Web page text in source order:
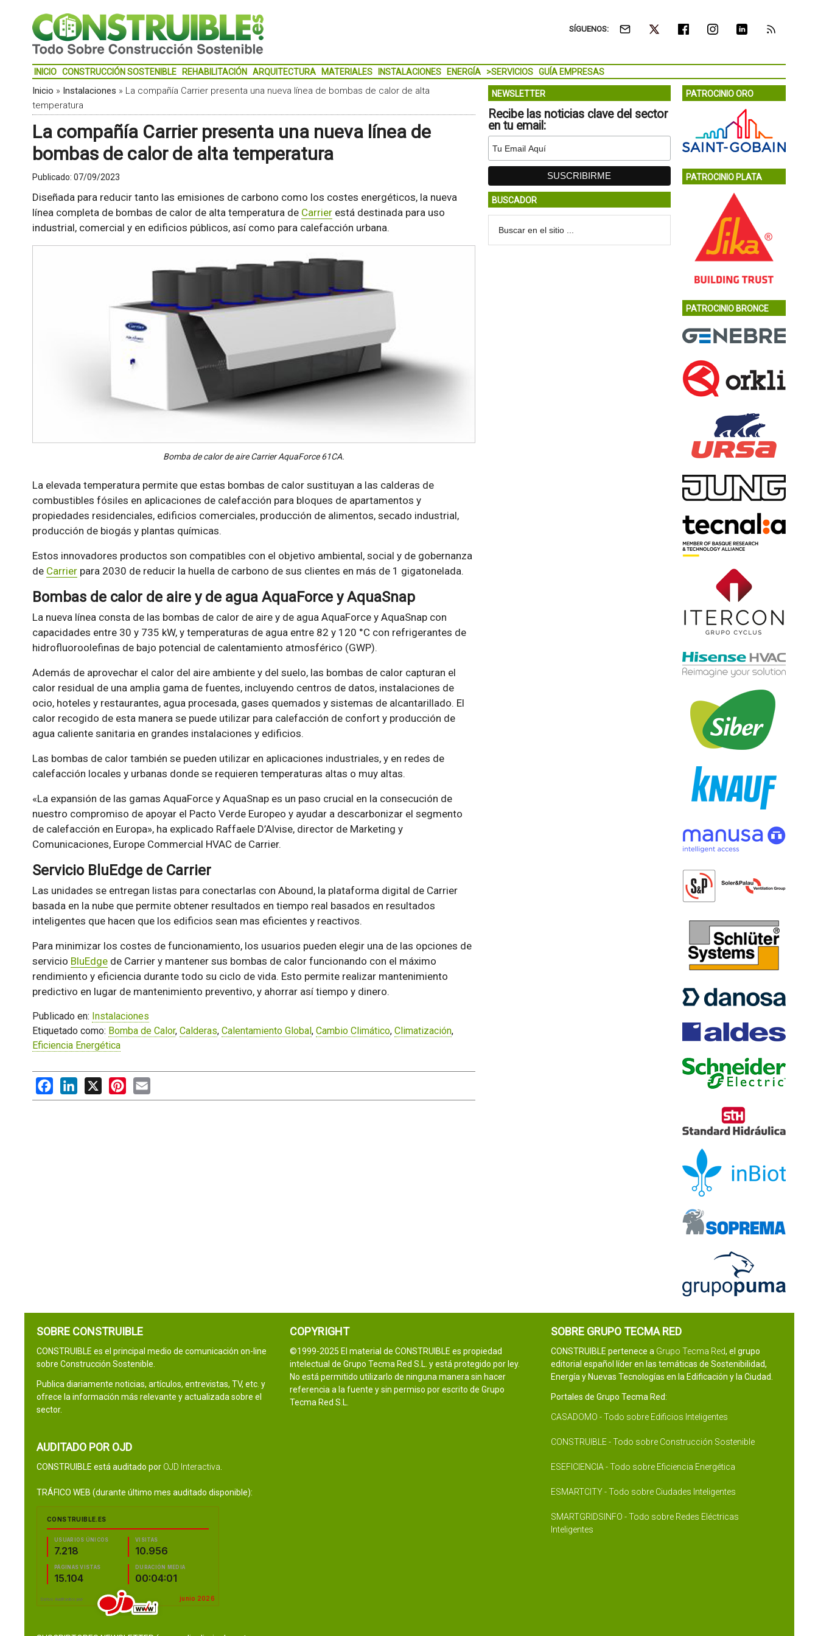
SÍGUENOS:
INICIO CONSTRUCCIÓN SOSTENIBLE REHABILITACIÓN ARQUITECTURA MATERIALES INSTALACIONES ENERGÍA >SERVICIOS GUÍA EMPRESAS
Inicio » Instalaciones » La compañía Carrier presenta una nueva línea de bombas de calor de alta
temperatura
La compañía Carrier presenta una nueva línea de
bombas de calor de alta temperatura
Publicado: 07/09/2023
Diseñada para reducir tanto las emisiones de carbono como los costes energéticos, la nueva
línea completa de bombas de calor de alta temperatura de Carrierestá destinada para uso
industrial, comercial y en edificios públicos, así como para calefacción urbana.
Bomba de calor de aire Carrier AquaForce 61CA.
La elevada temperatura permite que estas bombas de calor sustituyan a las calderas de
combustibles fósiles en aplicaciones de calefacción para bloques de apartamentos y
propiedades residenciales, edificios comerciales, producción de alimentos, secado industrial,
producción de biogás y plantas químicas.
Estos innovadores productos son compatibles con el objetivo ambiental, social y de gobernanza
de Carrierpara 2030 de reducir la huella de carbono de sus clientes en más de 1 gigatonelada.
Bombas de calor de aire y de agua AquaForce y AquaSnap
La nueva línea consta de las bombas de calor de aire y de agua AquaForce y AquaSnap con
capacidades entre 30 y 735 kW, y temperaturas de agua entre 82 y 120 °C con refrigerantes de
hidrofluoroolefinas de bajo potencial de calentamiento atmosférico (GWP).
Además de aprovechar el calor del aire ambiente y del suelo, las bombas de calor capturan el
calor residual de una amplia gama de fuentes, incluyendo centros de datos, instalaciones de
ocio, hoteles y restaurantes, agua procesada, gases quemados y sistemas de alcantarillado. El
calor recogido de esta manera se puede utilizar para calefacción de confort y producción de
agua caliente sanitaria en grandes instalaciones y edificios.
Las bombas de calor también se pueden utilizar en aplicaciones industriales, y en redes de
calefacción locales y urbanas donde se requieren temperaturas altas o muy altas.
«La expansión de las gamas AquaForce y AquaSnap es un paso crucial en la consecución de
nuestro compromiso de apoyar el Pacto Verde Europeo y ayudar a descarbonizar el segmento
de calefacción en Europa», ha explicado Raffaele D’Alvise, director de Marketing y
Comunicaciones, Europe Commercial HVAC de Carrier.
Servicio BluEdge de Carrier
Las unidades se entregan listas para conectarlas con Abound, la plataforma digital de Carrier
basada en la nube que permite obtener resultados en tiempo real basados en resultados
inteligentes que hacen que los edificios sean mas eficientes y reactivos.
Para minimizar los costes de funcionamiento, los usuarios pueden elegir una de las opciones de
servicio BluEdgede Carrier y mantener sus bombas de calor funcionando con el máximo
rendimiento y eficiencia durante todo su ciclo de vida. Esto permite realizar mantenimiento
predictivo en lugar de mantenimiento preventivo, y ahorrar así tiempo y dinero.
Publicado en: Instalaciones
Etiquetado como: Bomba de Calor, Calderas, Calentamiento Global, Cambio Climático, Climatización,
Eficiencia Energética
FacebookLinkedIn
X PinterestEmail
NEWSLETTER
Recibe las noticias clave del sector
en tu email:
BUSCADOR
PATROCINIO ORO
PATROCINIO PLATA
PATROCINIO BRONCE
SOBRE CONSTRUIBLE
CONSTRUIBLE es el principal medio de comunicación on-line
sobre Construcción Sostenible.
Publica diariamente noticias, artículos, entrevistas, TV, etc. y
ofrece la información más relevante y actualizada sobre el
sector.
AUDITADO POR OJD
CONSTRUIBLE está auditado por OJD Interactiva
TRÁFICO WEB (durante último mes auditado disponible):
COPYRIGHT
©1999-2025 El material de CONSTRUIBLE es propiedad
intelectual de Grupo Tecma Red S.L. y está protegido por ley.
No está permitido utilizarlo de ninguna manera sin hacer
referencia a la fuente y sin permiso por escrito de Grupo
Tecma Red S.L.
SOBRE GRUPO TECMA RED
CONSTRUIBLE pertenece a Grupo Tecma Red, el grupo
editorial español líder en las temáticas de Sostenibilidad,
Energía y Nuevas Tecnologías en la Edificación y la Ciudad.
Portales de Grupo Tecma Red:
CASADOMO - Todo sobre Edificios Inteligentes
CONSTRUIBLE - Todo sobre Construcción Sostenible
ESEFICIENCIA - Todo sobre Eficiencia Energética
ESMARTCITY - Todo sobre Ciudades Inteligentes
SMARTGRIDSINFO - Todo sobre Redes Eléctricas
Inteligentes